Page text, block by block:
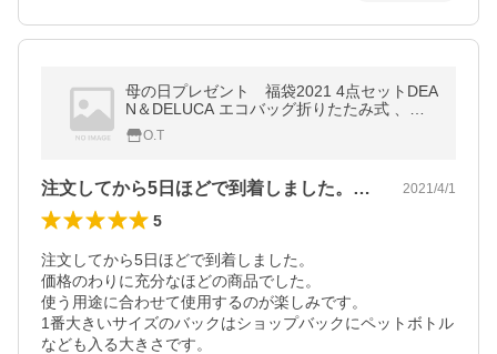
母の日プレゼント 福袋2021 4点セットDEA
N＆DELUCA エコバッグ折りたたみ式 、付
録のみ折り畳みバッグ、特大ディバッグ ト
ートバック、エコバッグ キャンバス
O.T
注文してから5日ほどで到着しました。価… 2021/4/1
5
注文してから5日ほどで到着しました。
価格のわりに充分なほどの商品でした。
使う用途に合わせて使用するのが楽しみです。
1番大きいサイズのバックはショップバックにペットボトル
なども入る大きさです。